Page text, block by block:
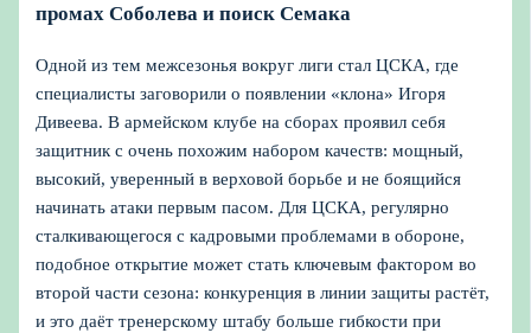
промах Соболева и поиск Семака
Одной из тем межсезонья вокруг лиги стал ЦСКА, где
специалисты заговорили о появлении «клона» Игоря
Дивеева. В армейском клубе на сборах проявил себя
защитник с очень похожим набором качеств: мощный,
высокий, уверенный в верховой борьбе и не боящийся
начинать атаки первым пасом. Для ЦСКА, регулярно
сталкивающегося с кадровыми проблемами в обороне,
подобное открытие может стать ключевым фактором во
второй части сезона: конкуренция в линии защиты растёт,
и это даёт тренерскому штабу больше гибкости при